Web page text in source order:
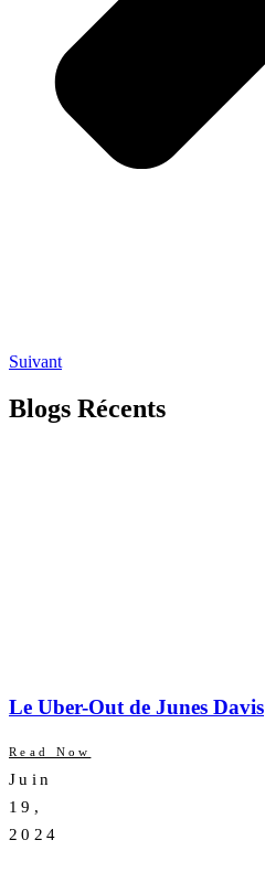
Suivant
Blogs Récents
Le Uber-Out de Junes Davis
Read Now
Juin
19,
2024